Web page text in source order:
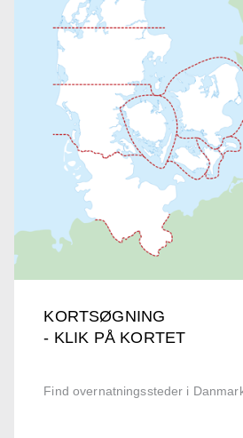
KORTSØGNING
- KLIK PÅ KORTET
Find overnatningssteder i